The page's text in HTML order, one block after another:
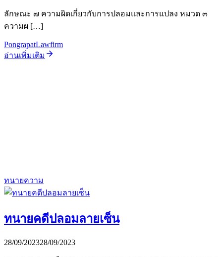
ลักษณะ ๗ ความผิดเกี่ยวกับการปลอมและการแปลง หมวด ๓
ความผ […]
PongrapatLawfirm
อ่านเพิ่มเติม
ทนายความ
ทนายคดีปลอมลายเซ็น
28/09/202328/09/2023